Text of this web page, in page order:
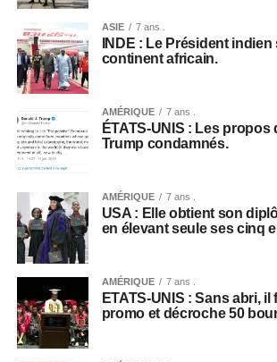
ASIE 7 ans .
INDE : Le Président indien
continent africain.
AMÉRIQUE 7 ans .
ÉTATS-UNIS : Les propos
Trump condamnés.
AMÉRIQUE 7 ans .
USA : Elle obtient son
en élevant seule ses cinq
AMÉRIQUE 7 ans .
ETATS-UNIS : Sans abri,
promo et décroche 50